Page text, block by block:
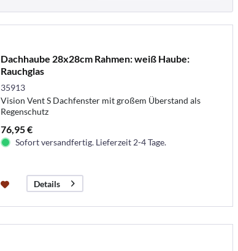
Dachhaube 28x28cm Rahmen: weiß Haube:
Rauchglas
35913
Vision Vent S Dachfenster mit großem Überstand als
Regenschutz
76,95 €
Sofort versandfertig. Lieferzeit 2-4 Tage.
Details